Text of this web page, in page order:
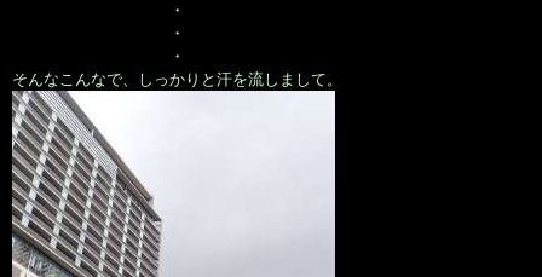
・
・
・
そんなこんなで、しっかりと汗を流しまして。